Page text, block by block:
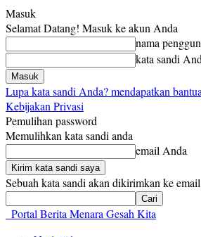
Masuk
Selamat Datang! Masuk ke akun Anda
nama
kata sandi
Lupa kata sandi Anda? mendapatkan
Kebijakan Privasi
Pemulihan password
Memulihkan kata sandi anda
email Anda
Sebuah kata sandi akan dikirimkan ke
Portal Berita Menara Gesah Kita